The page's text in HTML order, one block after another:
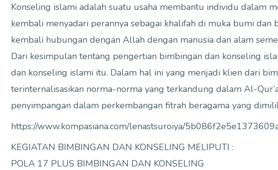
Konseling islami adalah suatu usaha membantu individu dalam
kembali menyadari perannya sebagai khalifah di muka bumi
kembali hubungan dengan Allah dengan manusia dan alam
Dari kesimpulan tentang pengertian bimbingan dan konseling
dan konseling islami itu. Dalam hal ini yang menjadi klien dari
terinternalisasikan norma-norma yang terkandung dalam Al-
penyimpangan dalam perkembangan fitrah beragama yang
https://www.kompasiana.com/lenastsuroiya/
KEGIATAN BIMBINGAN DAN KONSELING MELIPUTI :
POLA 17 PLUS BIMBINGAN DAN KONSELING